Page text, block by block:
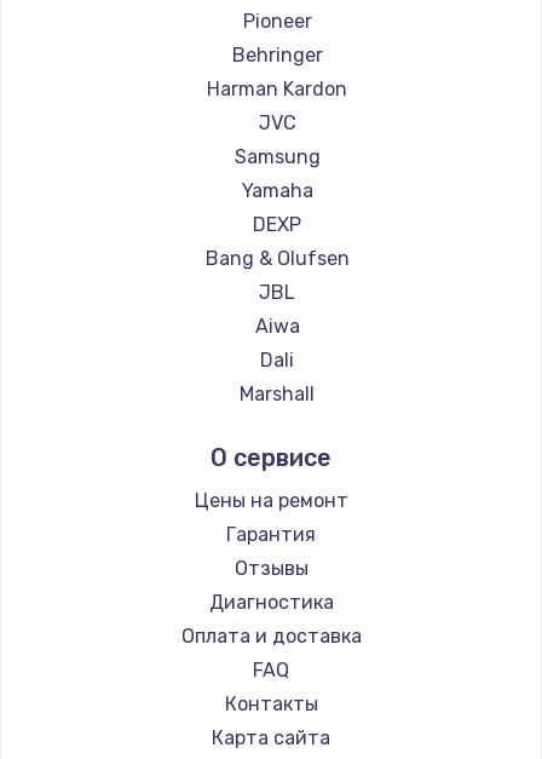
Замена системной платы
1500 руб.
Замена температурного датчика
2500 руб.
Заказать
Замена электроконфорки
1300 руб.
Заказать
Техобслуживание
900 руб.
Заказать
Установка / подключение / демонтаж
1300 руб.
Заказать
Прошивка
Pioneer
Behringer
Harman Kardon
JVC
Samsung
Yamaha
DEXP
Bang & Olufsen
JBL
Aiwa
Dali
Marshall
О сервисе
Цены на ремонт
Гарантия
Отзывы
Диагностика
Оплата и доставка
FAQ
Контакты
Карта сайта